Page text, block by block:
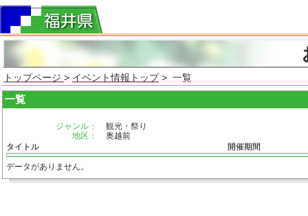
トップページ > イベント情報トップ> 一覧
一覧
ジャンル：
観光・祭り
地区：
奥越前
タイトル
開催期間
データがありません。